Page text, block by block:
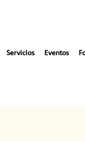
Servicios Eventos